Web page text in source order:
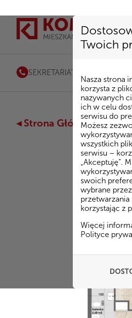
Twoich
Nasza strona
korzysta z
nazywanych
ich w celu
serwisu do
Możesz
wszystkich
serwisu –
„Akceptuję”.
swoich
wybrane
korzystając z
Więcej
Polityce
SEKRETARIAT
◂ Strona Główna /